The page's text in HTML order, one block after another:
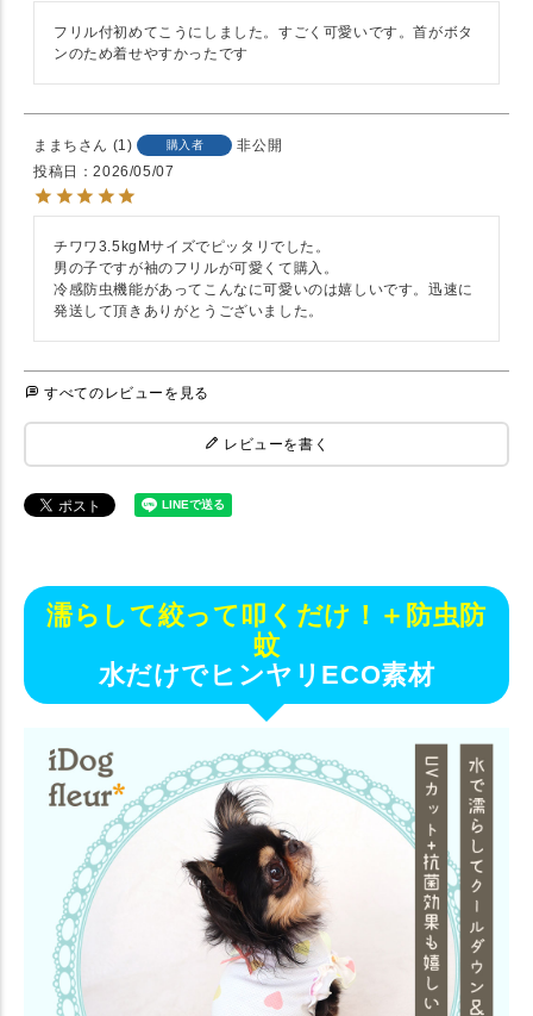
フリル付初めてこうにしました。すごく可愛いです。首がボタ
ンのため着せやすかったです
ままち 1 購入者
非公開
投稿日
2026/05/07
チワワ3.5kgMサイズでピッタリでした。
男の子ですが袖のフリルが可愛くて購入。
冷感防虫機能があってこんなに可愛いのは嬉しいです。迅速に
発送して頂きありがとうございました。
すべてのレビューを見る
レビューを書く
濡らして絞って叩くだけ！＋防虫防
蚊
水だけでヒンヤリECO素材